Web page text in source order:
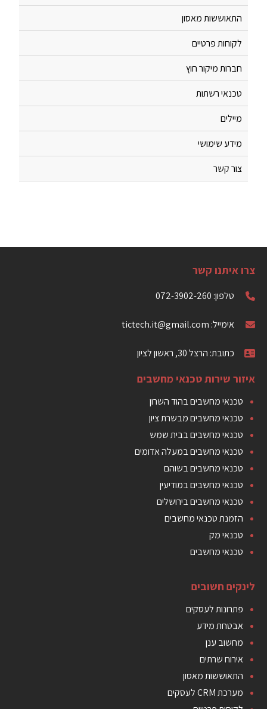
התאוששות מאסון
לקוחות פרטיים
חברות מיקור חוץ
טכנאי רשתות
מיילים
מידע שימושי
צור קשר
צרו איתנו קשר
טלפון: 072-3902-260
אימייל: tictech.it@gmail.com
כתובת: הרצל 30, ראשון לציון
איזור שירות טכנאי מחשבים
טכנאי מחשבים בהוד השרון
טכנאי מחשבים מבשרת ציון
טכנאי מחשבים בבית שמש
טכנאי מחשבים במעלה אדומים
טכנאי מחשבים בשוהם
טכנאי מחשבים במודיעין
טכנאי מחשבים בירושלים
הזמנת טכנאי מחשבים
טכנאי מק
טכנאי מחשבים
לינקים חשובים
פתרונות לעסקים
אבטחת מידע
מחשוב ענן
אירוח שרתים
התאוששות מאסון
מערכת CRM לעסקים